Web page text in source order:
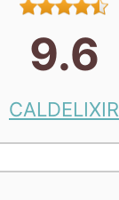
9.6
CALDELIXIR